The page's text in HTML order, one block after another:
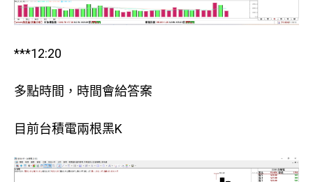
***12:20
多點時間，時間會給答案
目前台積電兩根黑K